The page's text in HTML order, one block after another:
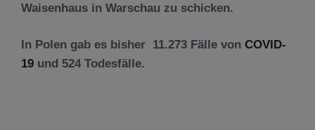
Waisenhaus in Warschau zu schicken.
In Polen gab es bisher 11.273 Fälle von COVID-
19 und 524 Todesfälle.